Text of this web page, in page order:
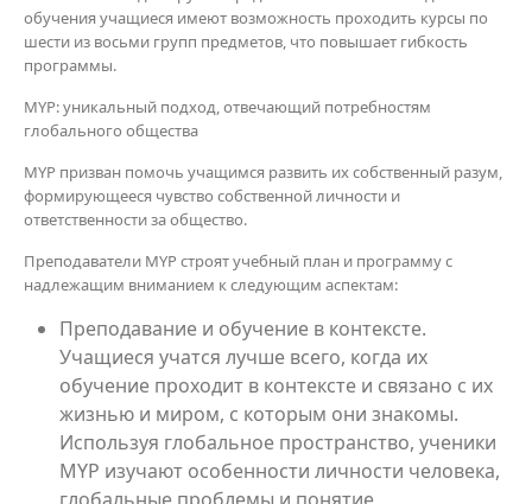
обучения учащиеся имеют возможность проходить курсы по
шести из восьми групп предметов, что повышает гибкость
программы.
MYP: уникальный подход, отвечающий потребностям
глобального общества
MYP призван помочь учащимся развить их собственный разум,
формирующееся чувство собственной личности и
ответственности за общество.
Преподаватели MYP строят учебный план и программу с
надлежащим вниманием к следующим аспектам:
Преподавание и обучение в контексте.
Учащиеся учатся лучше всего, когда их
обучение проходит в контексте и связано с их
жизнью и миром, с которым они знакомы.
Используя глобальное пространство, ученики
MYP изучают особенности личности человека,